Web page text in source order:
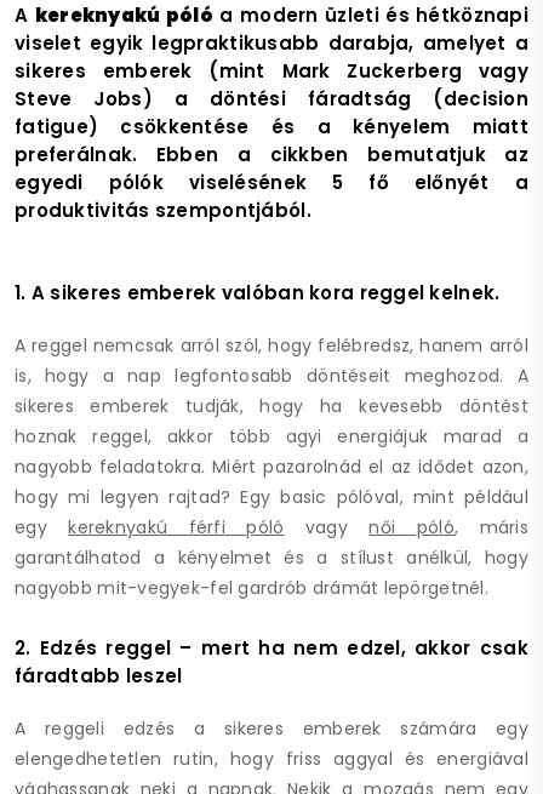
A kereknyakú póló a modern üzleti és hétköznapi
viselet egyik legpraktikusabb darabja, amelyet a
sikeres emberek (mint Mark Zuckerberg vagy
Steve Jobs) a döntési fáradtság (decision
fatigue) csökkentése és a kényelem miatt
preferálnak. Ebben a cikkben bemutatjuk az
egyedi pólók viselésének 5 fő előnyét a
produktivitás szempontjából.
1. A sikeres emberek valóban kora reggel kelnek.
A reggel nemcsak arról szól, hogy felébredsz, hanem arról
is, hogy a nap legfontosabb döntéseit meghozod. A
sikeres emberek tudják, hogy ha kevesebb döntést
hoznak reggel, akkor több agyi energiájuk marad a
nagyobb feladatokra. Miért pazarolnád el az idődet azon,
hogy mi legyen rajtad? Egy basic pólóval, mint például
egykereknyakú férfi póló vagynői póló, máris
garantálhatod a kényelmet és a stílust anélkül, hogy
nagyobb mit-vegyek-fel gardrób drámát lepörgetnél.
2. Edzés reggel – mert ha nem edzel, akkor csak
fáradtabb leszel
A reggeli edzés a sikeres emberek számára egy
elengedhetetlen rutin, hogy friss aggyal és energiával
vághassanak neki a napnak. Nekik a mozgás nem egy